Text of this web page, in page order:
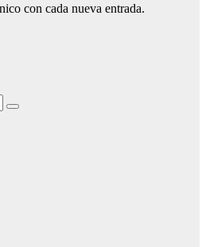
con cada nueva entrada.